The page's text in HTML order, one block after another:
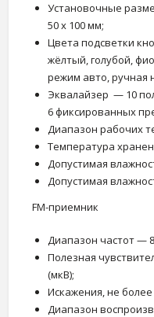
Установочные
50 x 100 мм;
Цвета подсветки
жёлтый, голубой,
режим авто, ручная
Эквалайзер — 10
6 фиксированных
Диапазон рабочих
Температура
Допустимая
Допустимая
FM-приемник
Диапазон частот —
Полезная
(мкВ);
Искажения, не
Диапазон